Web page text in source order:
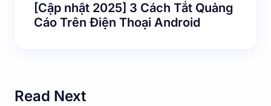
[Cập nhật 2025] 3 Cách Tắt Quảng
Cáo Trên Điện Thoại Android
Read Next